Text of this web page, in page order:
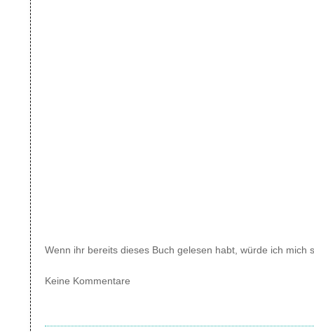
Wenn ihr bereits dieses Buch gelesen habt, würde ich
Keine Kommentare